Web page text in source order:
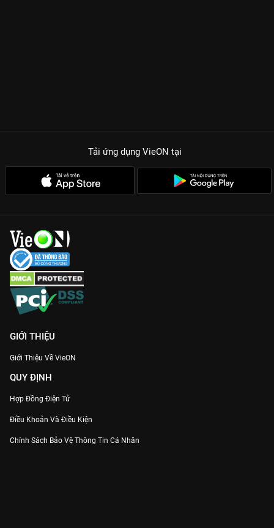
Tải ứng dụng VieON tại
GIỚI THIỆU
Giới Thiệu Về VieON
QUY ĐỊNH
Hợp Đồng Điện Tử
Điều Khoản Và Điều Kiện
Chính Sách Bảo Vệ Thông Tin Cá Nhân